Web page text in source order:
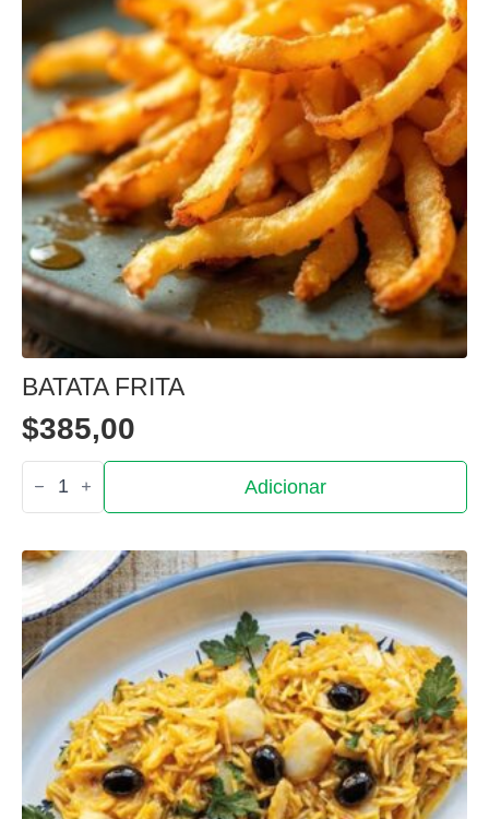
BATATA FRITA
$385,00
Quantidade
de
Batata
Adicionar